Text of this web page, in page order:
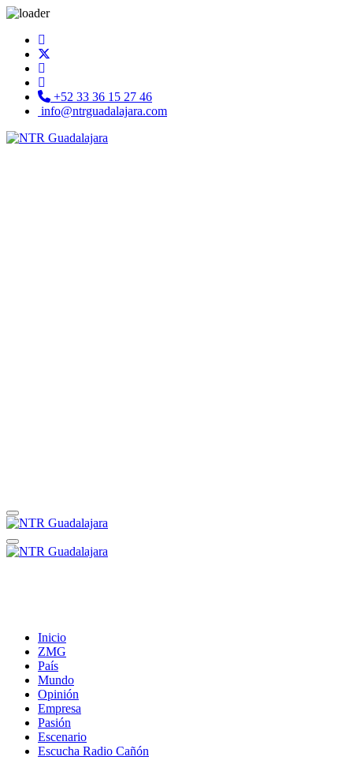
+52 33 36 15 27 46
info@ntrguadalajara.com
Inicio
ZMG
País
Mundo
Opinión
Empresa
Pasión
Escenario
Escucha Radio Cañón